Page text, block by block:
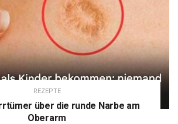
REZEPTE
über die runde Narbe am
Oberarm